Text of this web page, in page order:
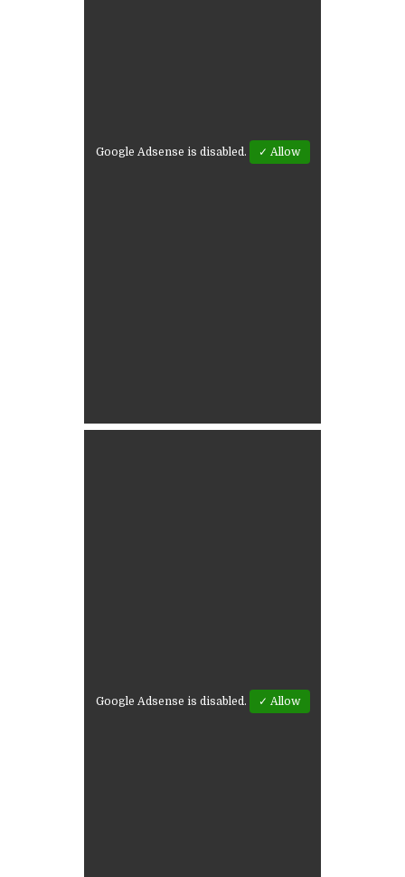
Google Adsense is disabled. ✓ Allow
Google Adsense is disabled. ✓ Allow